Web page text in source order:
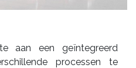
aan een geïntegreerd
processen te